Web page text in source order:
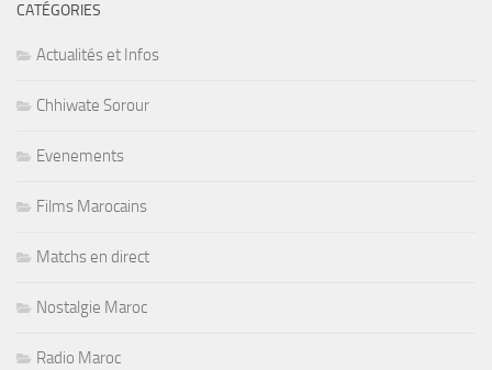
CATÉGORIES
Actualités et Infos
Chhiwate Sorour
Evenements
Films Marocains
Matchs en direct
Nostalgie Maroc
Radio Maroc